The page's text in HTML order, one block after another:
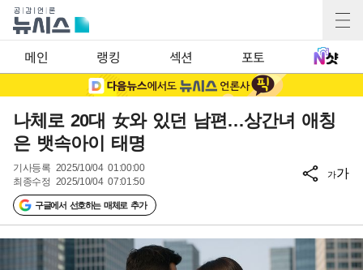
메인 랭킹 섹션 포토
나체로 20대 女와 있던 남편…상간녀 애칭
은 뱃속아이 태명
기사등록 2025/10/04 01:00:00
최종수정 2025/10/04 07:01:50
구글에서 선호하는 매체로 추가
가가